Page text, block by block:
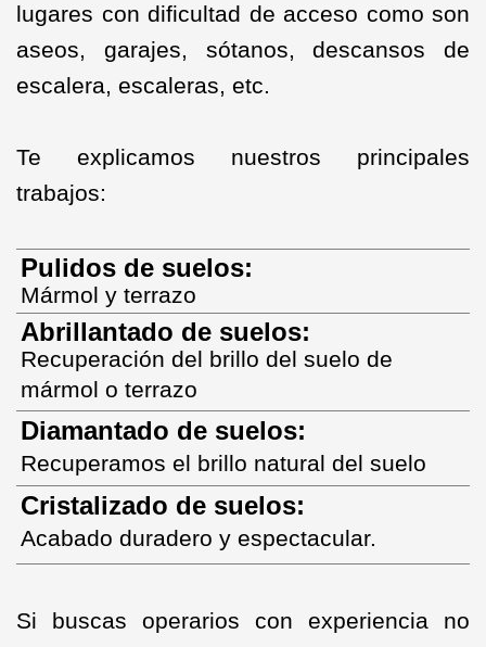
lugares con dificultad de acceso como son
aseos, garajes, sótanos, descansos de
escalera, escaleras, etc.
Te explicamos nuestros principales
trabajos:
Pulidos de suelos:
Mármol y terrazo
Abrillantado de suelos:
Recuperación del brillo del suelo de
mármol o terrazo
Diamantado de suelos:
Recuperamos el brillo natural del suelo
Cristalizado de suelos:
Acabado duradero y espectacular.
Si buscas operarios con experiencia no